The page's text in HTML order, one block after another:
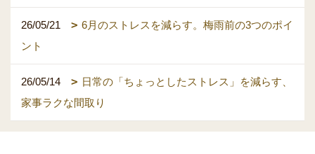
26/05/21
6月のストレスを減らす。梅雨前の3つのポイ
ント
26/05/14
日常の「ちょっとしたストレス」を減らす、
家事ラクな間取り